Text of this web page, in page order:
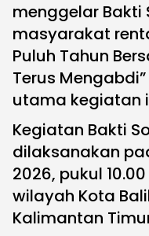
menggelar Bakti
masyarakat
Puluh Tahun
Terus
utama kegiatan
Kegiatan Bakti
dilaksanakan
2026, pukul
wilayah Kota
Kalimantan